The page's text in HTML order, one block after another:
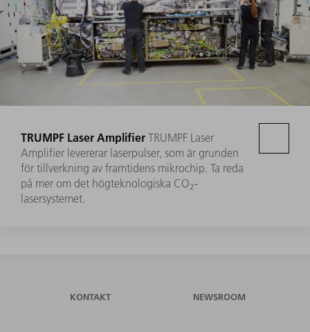
TRUMPF Laser Amplifier TRUMPF Laser
Amplifier levererar laserpulser, som är grunden
för tillverkning av framtidens mikrochip. Ta reda
på mer om det högteknologiska CO2-
lasersystemet.
KONTAKT NEWSROOM